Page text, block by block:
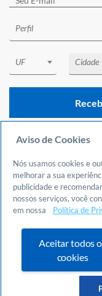
Perfil
UF Cidade
Aviso de Cookies
Nós usamos cookies e
melhorar a sua
publicidade e
nossos serviços, você
em nossa
Política de
Aceitar todos
cookies